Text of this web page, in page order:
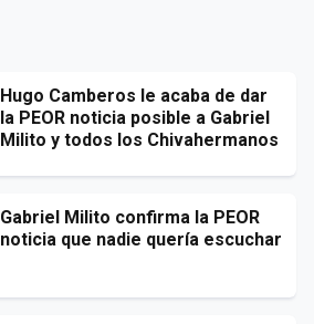
Hugo Camberos le acaba de dar
la PEOR noticia posible a Gabriel
Milito y todos los Chivahermanos
Gabriel Milito confirma la PEOR
noticia que nadie quería escuchar